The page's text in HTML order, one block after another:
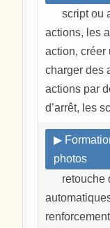
script ou
actions, les
action, créer
charger des
actions par
d’arrêt, les
▶
photos
retouche